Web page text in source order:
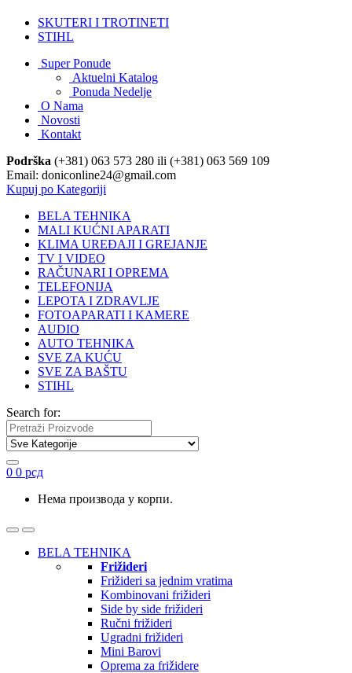
SKUTERI I TROTINETI
STIHL
Super Ponude
Aktuelni Katalog
Ponuda Nedelje
O Nama
Novosti
Kontakt
Podrška (+381) 063 573 280 ili (+381) 063 569 109
Email: doniconline24@gmail.com
Kupuj po Kategoriji
BELA TEHNIKA
MALI KUĆNI APARATI
KLIMA UREĐAJI I GREJANJE
TV I VIDEO
RAČUNARI I OPREMA
TELEFONIJA
LEPOTA I ZDRAVLJE
FOTOAPARATI I KAMERE
AUDIO
AUTO TEHNIKA
SVE ZA KUĆU
SVE ZA BAŠTU
STIHL
Search for:
0 0 рсд
Нема производа у корпи.
BELA TEHNIKA
Frižideri
Frižideri sa jednim vratima
Kombinovani frižideri
Side by side frižideri
Ručni frižideri
Ugradni frižideri
Mini Barovi
Oprema za frižidere